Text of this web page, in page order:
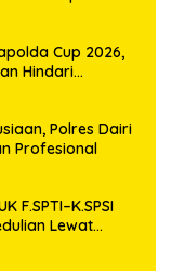
Cup 2026,
Hindari
Polres Dairi
Profesional
F.SPTI–K.SPSI
Lewat